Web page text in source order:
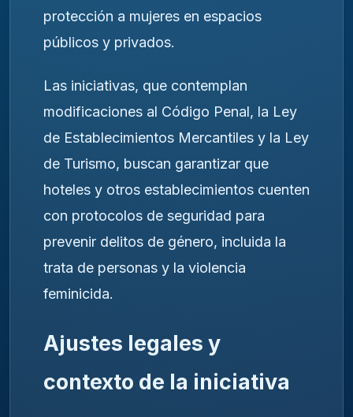
protección a mujeres en espacios
públicos y privados.
Las iniciativas, que contemplan
modificaciones al Código Penal, la Ley
de Establecimientos Mercantiles y la Ley
de Turismo, buscan garantizar que
hoteles y otros establecimientos cuenten
con protocolos de seguridad para
prevenir delitos de género, incluida la
trata de personas y la violencia
feminicida.
Ajustes legales y
contexto de la iniciativa